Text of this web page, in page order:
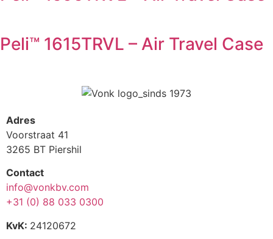
Peli™ 1615TRVL – Air Travel Case
Adres
Voorstraat 41
3265 BT Piershil
Contact
info@vonkbv.com
+31 (0) 88 033 0300
KvK: 24120672